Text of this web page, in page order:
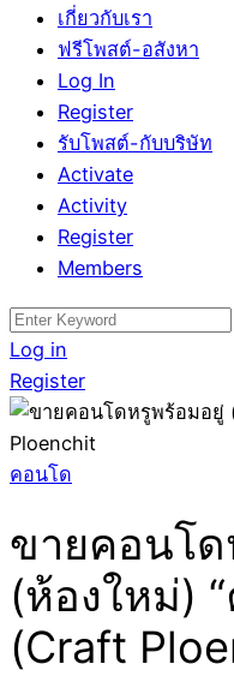
เกี่ยวกับเรา
ฟรีโพสต์-อสังหา
Log In
Register
รับโพสต์-กับบริษัท
Activate
Activity
Register
Members
Search
for:
Log in
Register
คอนโด
ขายคอนโ
(ห้องใหม่)
(Craft